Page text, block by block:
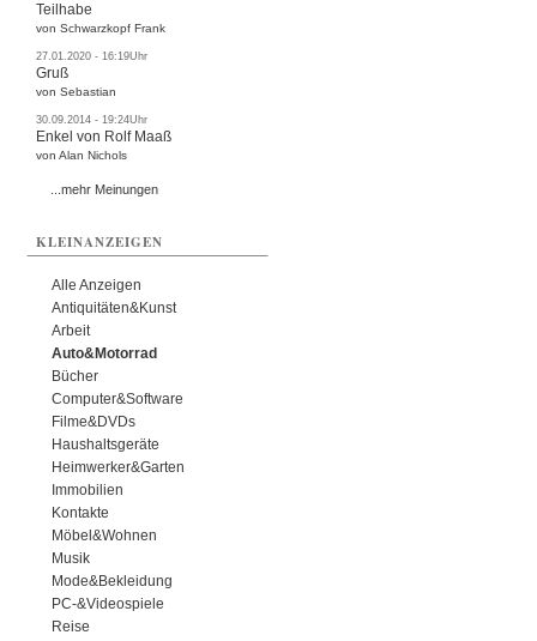
Teilhabe
von Schwarzkopf Frank
27.01.2020 - 16:19Uhr
Gruß
von Sebastian
30.09.2014 - 19:24Uhr
Enkel von Rolf Maaß
von Alan Nichols
...mehr Meinungen
KLEINANZEIGEN
Alle Anzeigen
Antiquitäten&Kunst
Arbeit
Auto&Motorrad
Bücher
Computer&Software
Filme&DVDs
Haushaltsgeräte
Heimwerker&Garten
Immobilien
Kontakte
Möbel&Wohnen
Musik
Mode&Bekleidung
PC-&Videospiele
Reise